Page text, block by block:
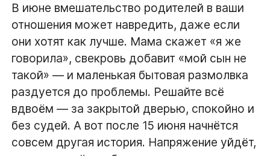
В июне вмешательство родителей в ваши
отношения может навредить, даже если
они хотят как лучше. Мама скажет «я же
говорила», свекровь добавит «мой сын не
такой» — и маленькая бытовая размолвка
раздуется до проблемы. Решайте всё
вдвоём — за закрытой дверью, спокойно и
без судей. А вот после 15 июня начнётся
совсем другая история. Напряжение уйдёт,